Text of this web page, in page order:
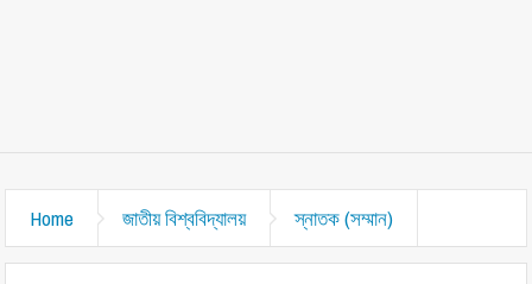
Home জাতীয় বিশ্ববিদ্যালয় স্নাতক (সম্মান)